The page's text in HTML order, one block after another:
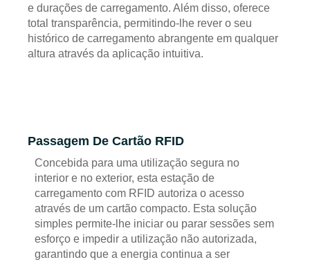
e durações de carregamento. Além disso, oferece
total transparência, permitindo-lhe rever o seu
histórico de carregamento abrangente em qualquer
altura através da aplicação intuitiva.
Passagem De Cartão RFID
Concebida para uma utilização segura no
interior e no exterior, esta estação de
carregamento com RFID autoriza o acesso
através de um cartão compacto. Esta solução
simples permite-lhe iniciar ou parar sessões sem
esforço e impedir a utilização não autorizada,
garantindo que a energia continua a ser